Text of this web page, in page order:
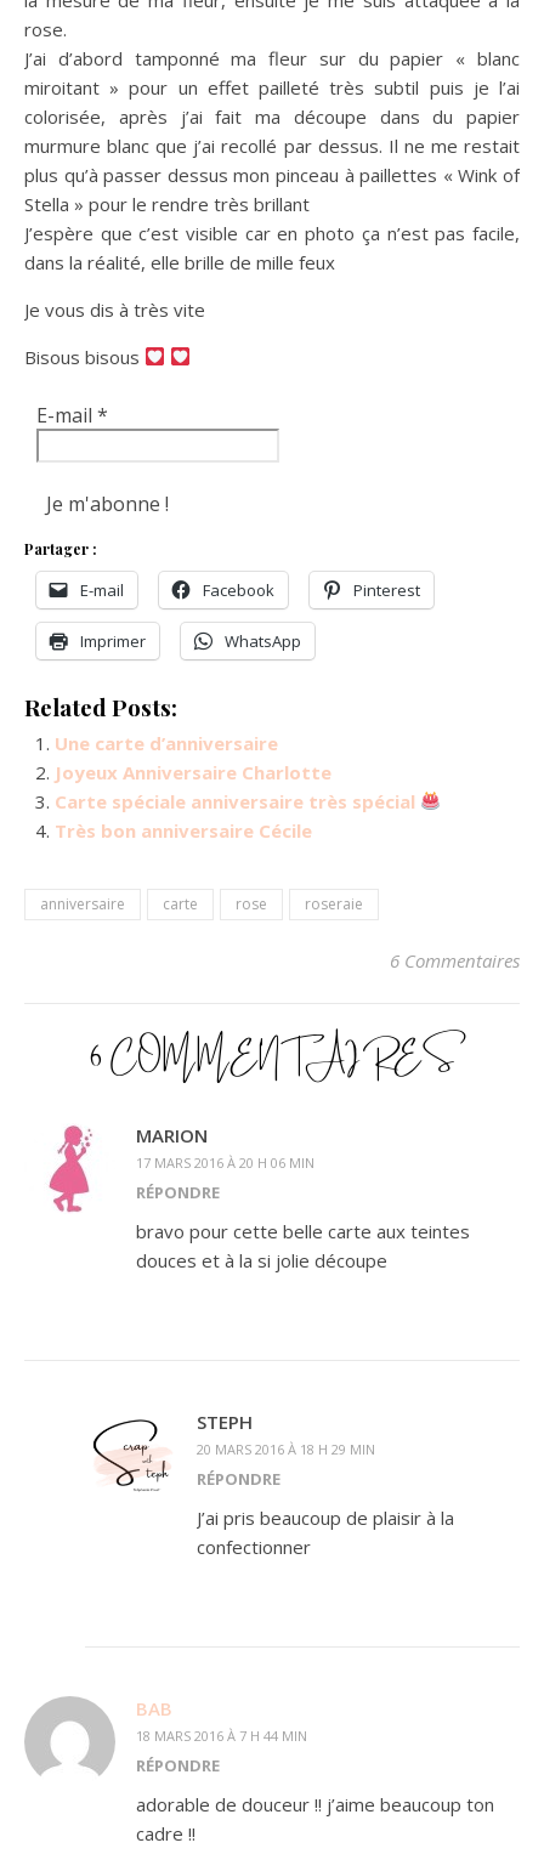
rose.
J’ai d’abord tamponné ma fleur sur du papier « blanc
miroitant » pour un effet pailleté très subtil puis je l’ai
colorisée, après j’ai fait ma découpe dans du papier
murmure blanc que j’ai recollé par dessus. Il ne me restait
plus qu’à passer dessus mon pinceau à paillettes « Wink of
Stella » pour le rendre très brillant
J’espère que c’est visible car en photo ça n’est pas facile,
dans la réalité, elle brille de mille feux
Je vous dis à très vite
Bisous bisous
E-mail *
Partager :
E-mail Facebook Pinterest
Imprimer WhatsApp
Related Posts:
Une carte d’anniversaire
Joyeux Anniversaire Charlotte
Carte spéciale anniversaire très spécial
Très bon anniversaire Cécile
anniversaire carte rose roseraie
6 Commentaires
6 COMMENTAIRES
MARION
17 MARS 2016 À 20 H 06 MIN
RÉPONDRE
bravo pour cette belle carte aux teintes
douces et à la si jolie découpe
STEPH
20 MARS 2016 À 18 H 29 MIN
RÉPONDRE
J’ai pris beaucoup de plaisir à la
confectionner
BAB
18 MARS 2016 À 7 H 44 MIN
RÉPONDRE
adorable de douceur !! j’aime beaucoup ton
cadre !!